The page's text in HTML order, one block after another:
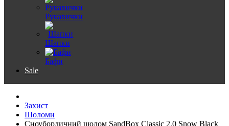
Рукавички
Шапки
Бафи
Sale
Захист
Шоломи
Сноубордичний шолом SandBox Classic 2.0 Snow Black